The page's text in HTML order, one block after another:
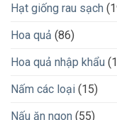
Hạt giống rau sạch
Hoa quả (86)
Hoa quả nhập khẩu
Nấm các loại (15)
Nấu ăn ngon (55)